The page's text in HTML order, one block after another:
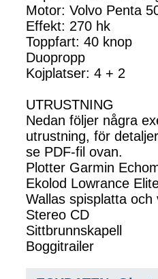
Motor: Volvo Penta
Effekt: 270 hk
Toppfart: 40 knop
Duopropp
Kojplatser: 4 + 2
UTRUSTNING
Nedan följer några
utrustning, för
se PDF-fil ovan.
Plotter Garmin
Ekolod Lowrance
Wallas spisplatta och
Stereo CD
Sittbrunnskapell
Boggitrailer